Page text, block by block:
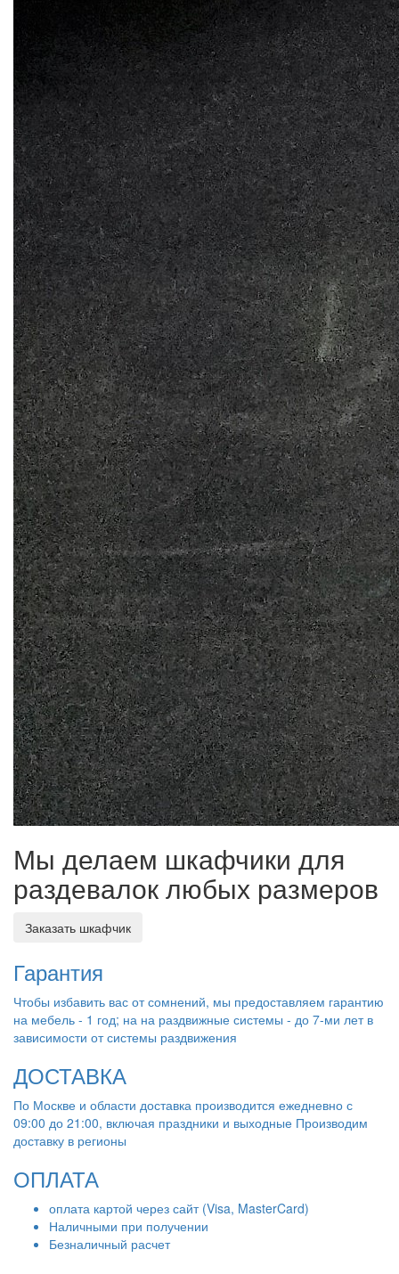
Мы делаем шкафчики для
раздевалок любых размеров
Заказать шкафчик
Гарантия
Чтобы избавить вас от сомнений, мы предоставляем гарантию
на мебель - 1 год; на на раздвижные системы - до 7-ми лет в
зависимости от системы раздвижения
ДОСТАВКА
По Москве и области доставка производится ежедневно с
09:00 до 21:00, включая праздники и выходные Производим
доставку в регионы
ОПЛАТА
оплата картой через сайт (Visa, MasterCard)
Наличными при получении
Безналичный расчет